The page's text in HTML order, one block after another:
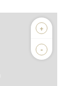
+
-
Biens vendus